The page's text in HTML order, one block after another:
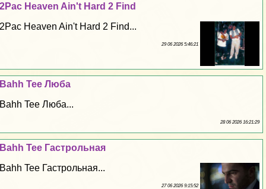
2Pac Heaven Ain't Hard 2 Find
2Pac Heaven Ain't Hard 2 Find...
29 06 2026 5:46:21
Bahh Tee Люба
Bahh Tee Люба...
28 06 2026 16:21:29
Bahh Tee Гастрольная
Bahh Tee Гастрольная...
27 06 2026 9:15:52